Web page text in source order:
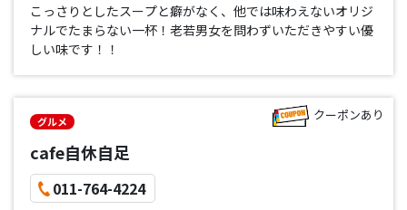
こっさりとしたスープと癖がなく、他では味わえないオリジ
ナルでたまらない一杯！老若男女を問わずいただきやすい優
しい味です！！
グルメ
cafe自休自足
011-764-4224
クーポンあり